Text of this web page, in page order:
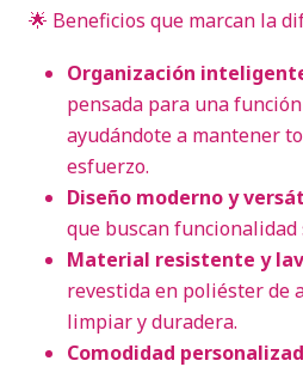
🌟 Beneficios que marcan la
Organización
pensada para una
ayudándote a mantener
esfuerzo.
Diseño moderno y
que buscan
Material resistente y
revestida en poliéster de
limpiar y duradera.
Comodidad